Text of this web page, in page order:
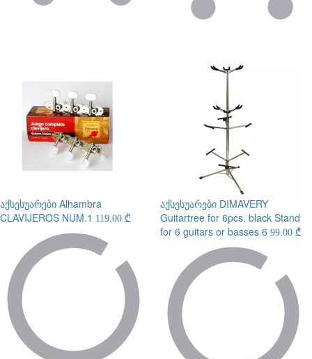
აქსესუარები Alhambra
CLAVIJEROS NUM.1 119.00 ₾
აქსესუარები DIMAVERY
Guitartree for 6pcs. black Stand
for 6 guitars or basses 6 99.00 ₾